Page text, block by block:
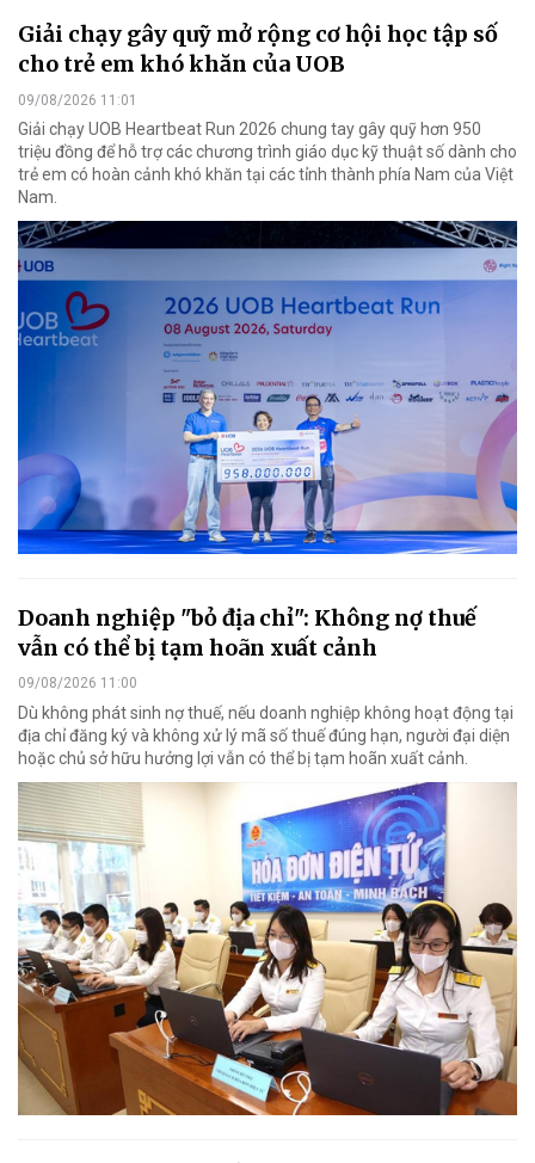
Giải chạy gây quỹ mở rộng cơ hội học tập số
cho trẻ em khó khăn của UOB
09/08/2026 11:01
Giải chạy UOB Heartbeat Run 2026 chung tay gây quỹ hơn 950
triệu đồng để hỗ trợ các chương trình giáo dục kỹ thuật số dành cho
trẻ em có hoàn cảnh khó khăn tại các tỉnh thành phía Nam của Việt
Nam.
Doanh nghiệp "bỏ địa chỉ": Không nợ thuế
vẫn có thể bị tạm hoãn xuất cảnh
09/08/2026 11:00
Dù không phát sinh nợ thuế, nếu doanh nghiệp không hoạt động tại
địa chỉ đăng ký và không xử lý mã số thuế đúng hạn, người đại diện
hoặc chủ sở hữu hưởng lợi vẫn có thể bị tạm hoãn xuất cảnh.